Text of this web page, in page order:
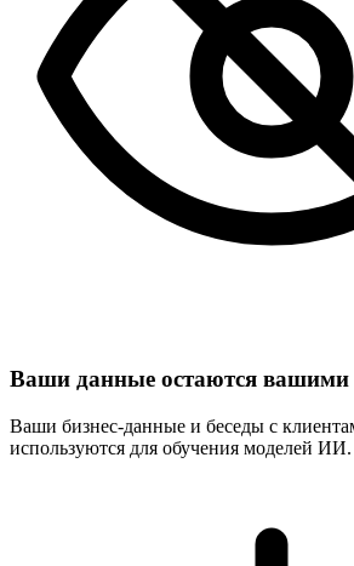
Ваши данные остаются вашими
Ваши бизнес-данные и беседы с
используются для обучения моделей ИИ.